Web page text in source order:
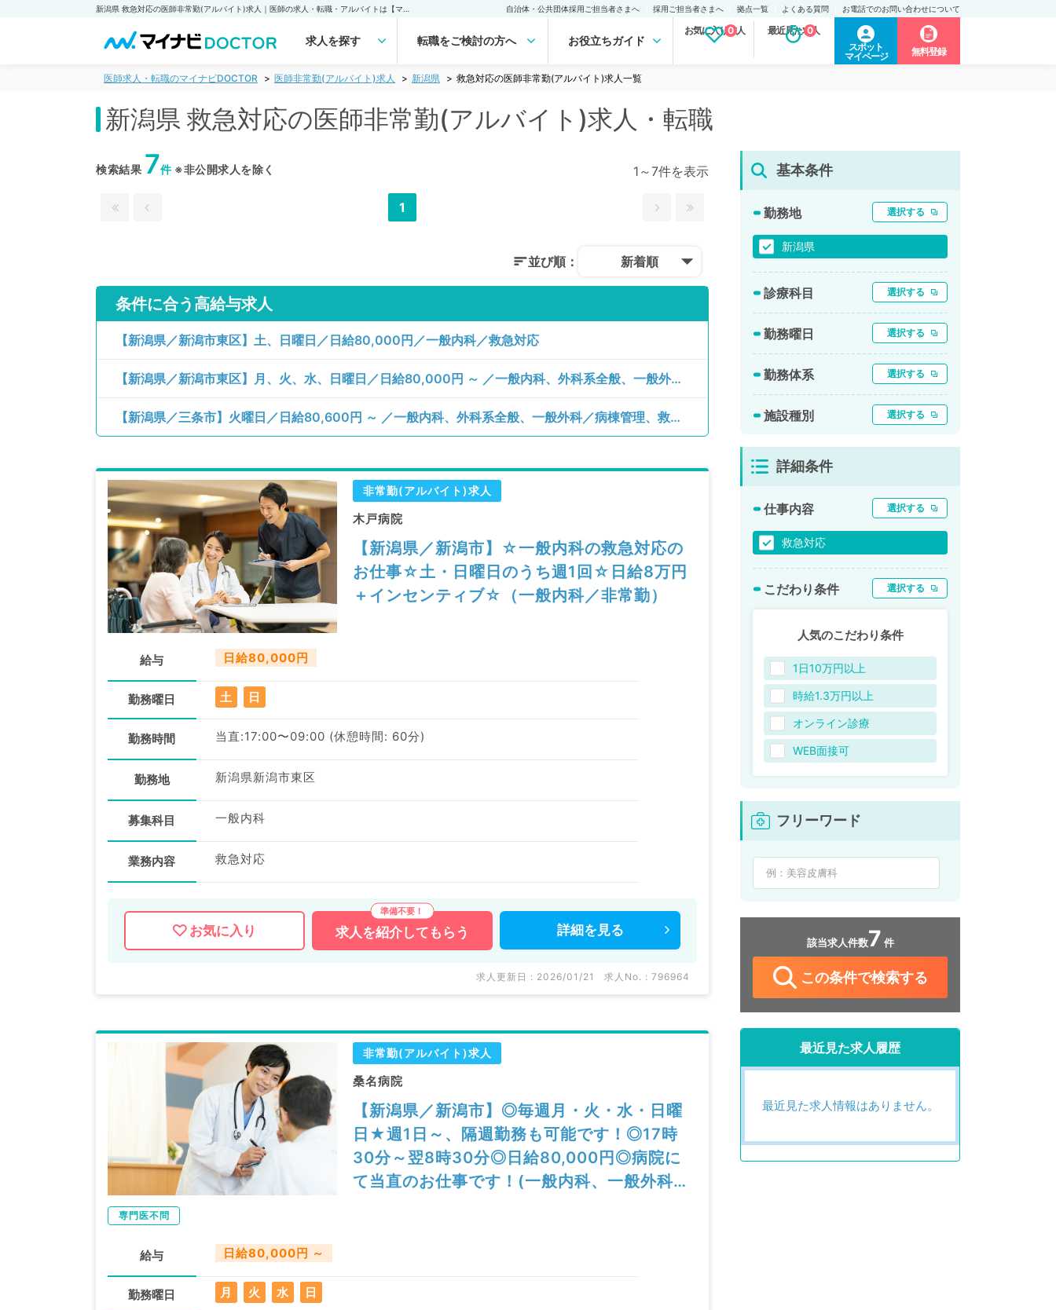
自治体・公共団体採用ご担当者さまへ 採用ご担当者さまへ 拠点一覧 よくある質問 お電話でのお問い合わせについて
求人を探す 転職をご検討の方へ お役立ちガイド
お気に入り求人
0 最近見た求人
0
スポット
マイページ
無料登録
医師求人・転職のマイナビDOCTOR 医師非常勤(アルバイト)求人 新潟県 救急対応の医師非常勤(アルバイト)求人一覧
新潟県 救急対応の医師非常勤(アルバイト)求人・転職
検索結果 7件※非公開求人を除く 1～7件を表示
1
並び順： 新着順
条件に合う高給与求人
【新潟県／新潟市東区】土、日曜日／日給80,000円／一般内科／救急対応
【新潟県／新潟市東区】月、火、水、日曜日／日給80,000円 ～ ／一般内科、外科系全般、一般外科／病棟管理、救急対応
【新潟県／三条市】火曜日／日給80,600円 ～ ／一般内科、外科系全般、一般外科／病棟管理、救急対応
非常勤(アルバイト)求人
木戸病院
【新潟県／新潟市】☆一般内科の救急対応の
お仕事☆土・日曜日のうち週1回☆日給8万円
＋インセンティブ☆（一般内科／非常勤）
給与 日給80,000円
勤務曜日 土 日
勤務時間 当直:17:00〜09:00 (休憩時間: 60分)
勤務地 新潟県新潟市東区
募集科目 一般内科
業務内容 救急対応
お気に入り 求人を紹介してもらう 詳細を 見る
求人更新日 : 2026/01/21 求人No. : 796964
非常勤(アルバイト)求人
桑名病院
【新潟県／新潟市】◎毎週月・火・水・日曜
日★週1日～、隔週勤務も可能です！◎17時
30分～翌8時30分◎日給80,000円◎病院に
て当直のお仕事です！(一般内科、一般外科／
専門医不問
給与 日給80,000円 ～
勤務曜日 月 火 水 日
基本条件
勤務地 選択する
新潟県
診療科目 選択する
勤務曜日 選択する
勤務体系 選択する
施設種別 選択する
詳細条件
仕事内容 選択する
救急対応
こだわり条件 選択する
人気のこだわり条件
1日10万円以上
時給1.3万円以上
オンライン診療
WEB面接可
フリーワード
該当求人件数7 件
この条件で検索する
最近見た求人履歴
最近見た求人情報はありません。